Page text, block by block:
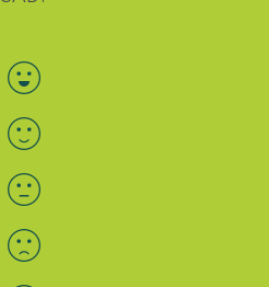
Bewertung auswählen